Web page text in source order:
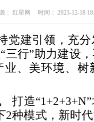
： 红星网 时间： 2023-12-18
党建引领，充
三行”助力建设
业、美环境、
打造
2种模式，新时